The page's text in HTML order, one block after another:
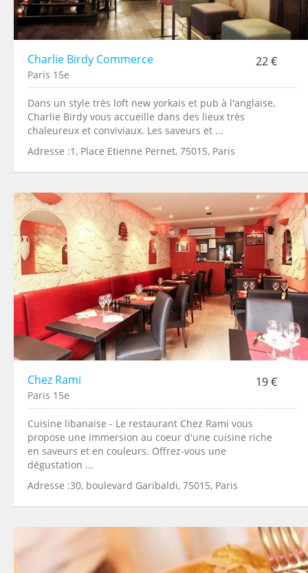
Charlie Birdy Commerce 22 €
Paris 15e
Dans un style très loft new yorkais et pub à l'anglaise,
Charlie Birdy vous accueille dans des lieux très
chaleureux et conviviaux. Les saveurs et ...
Adresse :1, Place Etienne Pernet, 75015, Paris
Chez Rami 19 €
Paris 15e
Cuisine libanaise - Le restaurant Chez Rami vous
propose une immersion au coeur d'une cuisine riche
en saveurs et en couleurs. Offrez-vous une
dégustation ...
Adresse :30, boulevard Garibaldi, 75015, Paris